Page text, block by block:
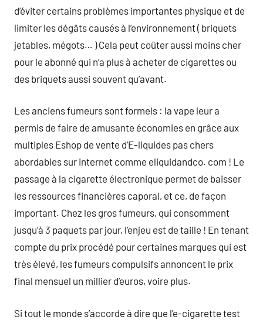
d’éviter certains problèmes importantes physique et de
limiter les dégâts causés à l’environnement ( briquets
jetables, mégots… ) Cela peut coûter aussi moins cher
pour le abonné qui n’a plus à acheter de cigarettes ou
des briquets aussi souvent qu’avant.
Les anciens fumeurs sont formels : la vape leur a
permis de faire de amusante économies en grâce aux
multiples Eshop de vente d’E-liquides pas chers
abordables sur internet comme eliquidandco. com ! Le
passage à la cigarette électronique permet de baisser
les ressources financières caporal, et ce, de façon
important. Chez les gros fumeurs, qui consomment
jusqu’à 3 paquets par jour, l’enjeu est de taille ! En tenant
compte du prix procédé pour certaines marques qui est
très élevé, les fumeurs compulsifs annoncent le prix
final mensuel un millier d’euros, voire plus.
Si tout le monde s’accorde à dire que l’e-cigarette test